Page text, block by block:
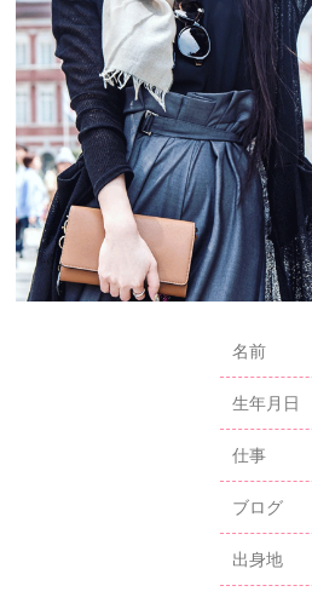
名前
生年月日
仕事
ブログ
出身地